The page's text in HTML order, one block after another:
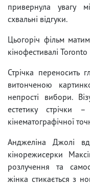
привернула увагу
схвальні відгуки.
Цьогоріч фільм
кінофестивалі
Стрічка переносить
витонченою
непрості вибори.
естетику стрічки
кінематографічної
Анджеліна Джолі
кінорежисерки
розлучення та
жінка стикається з